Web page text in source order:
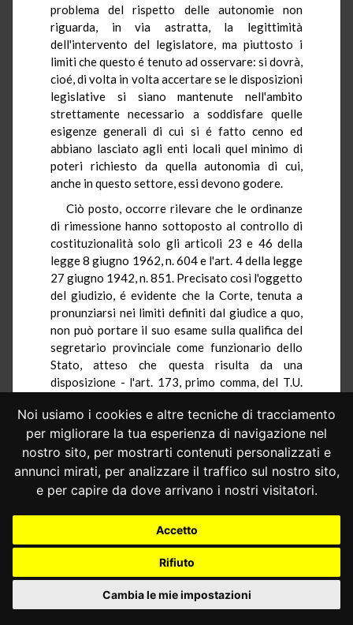
Noi usiamo i cookies e altre tecniche di tracciamento
per migliorare la tua esperienza di navigazione nel
nostro sito, per mostrarti contenuti personalizzati e
annunci mirati, per analizzare il traffico sul nostro sito,
e per capire da dove arrivano i nostri visitatori.
Accetto
Rifiuto
Cambia le mie impostazioni
problema del rispetto delle autonomie non
riguarda, in via astratta, la legittimità
dell'intervento del legislatore, ma piuttosto i
limiti che questo é tenuto ad osservare: si dovrà,
cioé, di volta in volta accertare se le disposizioni
legislative si siano mantenute nell'ambito
strettamente necessario a soddisfare quelle
esigenze generali di cui si é fatto cenno ed
abbiano lasciato agli enti locali quel minimo di
poteri richiesto da quella autonomia di cui,
anche in questo settore, essi devono godere.
Ciò posto, occorre rilevare che le ordinanze
di rimessione hanno sottoposto al controllo di
costituzionalità solo gli articoli 23 e 46 della
legge 8 giugno 1962, n. 604 e l'art. 4 della legge
27 giugno 1942, n. 851. Precisato così l'oggetto
del giudizio, é evidente che la Corte, tenuta a
pronunziarsi nei limiti definiti dal giudice a quo,
non può portare il suo esame sulla qualifica del
segretario provinciale come funzionario dello
Stato, atteso che questa risulta da una
disposizione - l'art. 173, primo comma, del T.U.
modificato dalla legge 27 giugno 1942, n. 851 -
che non é stata impugnata e che non condiziona
necessariamente nessuna delle tre norme
denunziate. A quest'ultimo proposito qualche
dubbio potrebbe sorgere per gli artt. 23 e 46
ma esso deve essere risolto negativamente sulla
base della considerazione che né il bando
ministeriale di nomina del vincitore sono in
astratto del tutto incompatibili con un sistema